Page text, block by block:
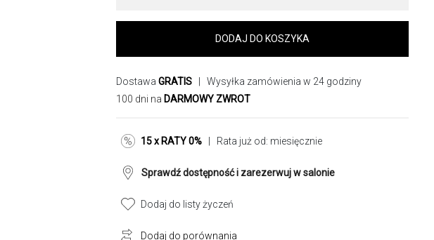
DODAJ DO KOSZYKA
Dostawa GRATIS | Wysyłka zamówienia w 24 godziny
100 dni na DARMOWY ZWROT
15 x RATY 0% | Rata już od: miesięcznie
Sprawdź dostępność i zarezerwuj w salonie
Dodaj do listy życzeń
Dodaj do porównania